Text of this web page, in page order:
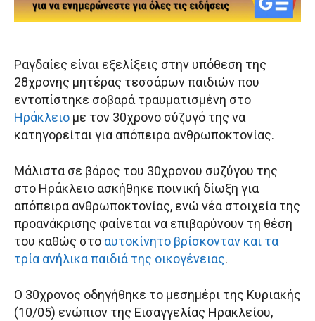
Ραγδαίες είναι εξελίξεις στην υπόθεση της
28χρονης μητέρας τεσσάρων παιδιών που
εντοπίστηκε σοβαρά τραυματισμένη στο
Ηράκλειο με τον 30χρονο σύζυγό της να
κατηγορείται για απόπειρα ανθρωποκτονίας.
Μάλιστα σε βάρος του 30χρονου συζύγου της
στο Ηράκλειο ασκήθηκε ποινική δίωξη για
απόπειρα ανθρωποκτονίας, ενώ νέα στοιχεία της
προανάκρισης φαίνεται να επιβαρύνουν τη θέση
του καθώς στο αυτοκίνητο βρίσκονταν και τα
τρία ανήλικα παιδιά της οικογένειας.
Ο 30χρονος οδηγήθηκε το μεσημέρι της Κυριακής
(10/05) ενώπιον της Εισαγγελίας Ηρακλείου,